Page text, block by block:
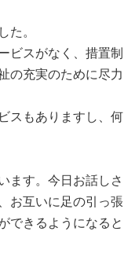
た。
ビスがなく、措置制
の充実のために尽力
スもありますし、何
ます。今日お話しさ
お互いに足の引っ張
できるようになると